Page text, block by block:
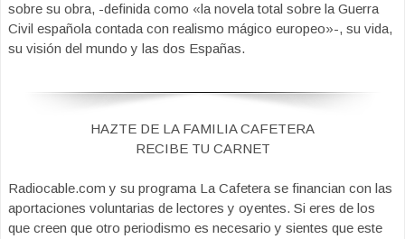
sobre su obra, -definida como «la novela total sobre la Guerra
Civil española contada con realismo mágico europeo»-, su vida,
su visión del mundo y las dos Españas.
HAZTE DE LA FAMILIA CAFETERA
RECIBE TU CARNET
Radiocable.com y su programa La Cafetera se financian con las
aportaciones voluntarias de lectores y oyentes. Si eres de los
que creen que otro periodismo es necesario y sientes que este